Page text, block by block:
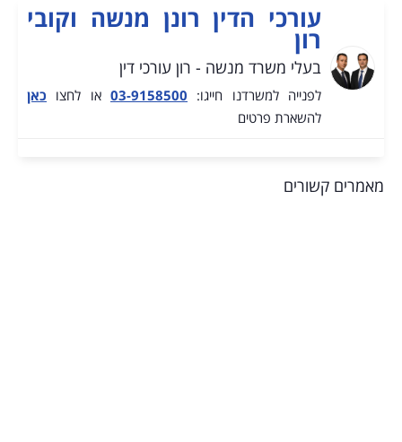
עורכי הדין רונן מנשה וקובי
רון
בעלי משרד מנשה - רון עורכי דין
לפנייה למשרדנו חייגו: 03-9158500 או לחצו כאן
להשארת פרטים
מאמרים קשורים